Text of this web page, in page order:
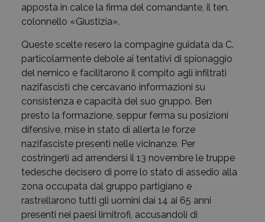
apposta in calce la firma del comandante, il ten.
colonnello «Giustizia».
Queste scelte resero la compagine guidata da C.
particolarmente debole ai tentativi di spionaggio
del nemico e facilitarono il compito agli infiltrati
nazifascisti che cercavano informazioni su
consistenza e capacità del suo gruppo. Ben
presto la formazione, seppur ferma su posizioni
difensive, mise in stato di allerta le forze
nazifasciste presenti nelle vicinanze. Per
costringerli ad arrendersi il 13 novembre le truppe
tedesche decisero di porre lo stato di assedio alla
zona occupata dal gruppo partigiano e
rastrellarono tutti gli uomini dai 14 ai 65 anni
presenti nei paesi limitrofi, accusandoli di